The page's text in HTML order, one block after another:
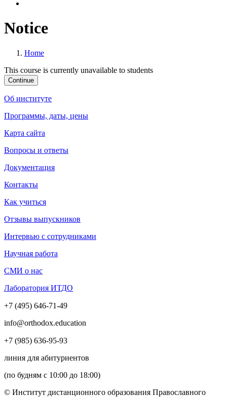
Notice
Home
This course is currently unavailable to students
Continue
Об институте
Программы, даты, цены
Карта сайта
Вопросы и ответы
Документация
Контакты
Как учиться
Отзывы выпускников
Интервью с сотрудниками
Научная работа
СМИ о нас
Лаборатория ИТДО
+7 (495) 646-71-49
info@orthodox.education
+7 (985) 636-95-93
линия для абитуриентов
(по будням с 10:00 до 18:00)
© Институт дистанционного образования Православного